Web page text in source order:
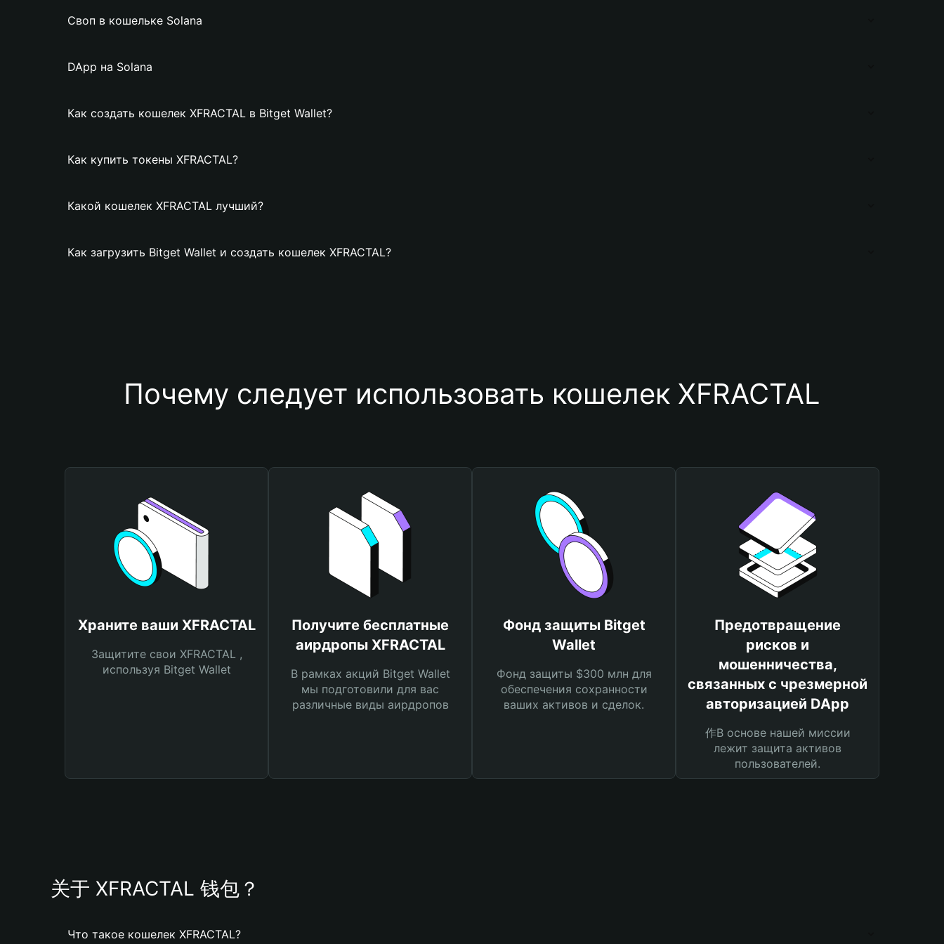
Своп в кошельке Solana
DApp на Solana
Как создать кошелек XFRACTAL в Bitget Wallet?
Как купить токены XFRACTAL?
Какой кошелек XFRACTAL лучший?
Как загрузить Bitget Wallet и создать кошелек XFRACTAL?
Почему следует использовать кошелек XFRACTAL
Храните ваши XFRACTAL
Защитите свои XFRACTAL ,
используя Bitget Wallet
Получите бесплатные
аирдропы XFRACTAL
В рамках акций Bitget Wallet
мы подготовили для вас
различные виды аирдропов
Фонд защиты Bitget
Wallet
Фонд защиты $300 млн для
обеспечения сохранности
ваших активов и сделок.
Предотвращение
рисков и
мошенничества,
связанных с чрезмерной
авторизацией DApp
作В основе нашей миссии
лежит защита активов
пользователей.
关于 XFRACTAL 钱包？
Что такое кошелек XFRACTAL?